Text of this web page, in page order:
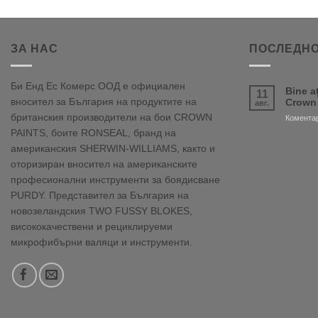
ЗА НАС
Би Енд Ес Комерс ООД е официален
вносител за България на продуктите на
британския производители на бои CROWN
PAINTS, боите RONSEAL, бранд на
американския SHERWIN-WILLIAMS, както и
оторизиран вносител на американските
професионални инструменти за боядисване
PURDY. Представител за България на
новозеландския TWO FUSSY BLOKES,
висококачествени и рециклируеми
микрофибърни валяци и инструменти.
11
авг.
Bine
Crown